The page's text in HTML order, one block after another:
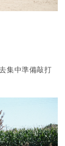
集中準備敲打